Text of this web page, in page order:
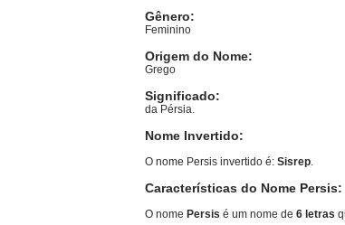
Gênero:
Feminino
Origem do Nome:
Grego
Significado:
da Pérsia.
Nome Invertido:
O nome Persis invertido é: Sisrep.
Características do Nome Persis:
O nome Persis é um nome de 6 letras